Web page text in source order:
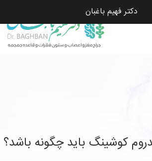
دکتر فهیم باغبان
کوشینگ باید چگونه باشد؟